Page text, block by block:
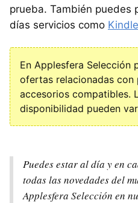
prueba. También puedes
días servicios como
En Applesfera Selección
ofertas relacionadas
accesorios compatibles.
disponibilidad pueden
Puedes estar al día y en
todas las novedades del
Applesfera Selección en